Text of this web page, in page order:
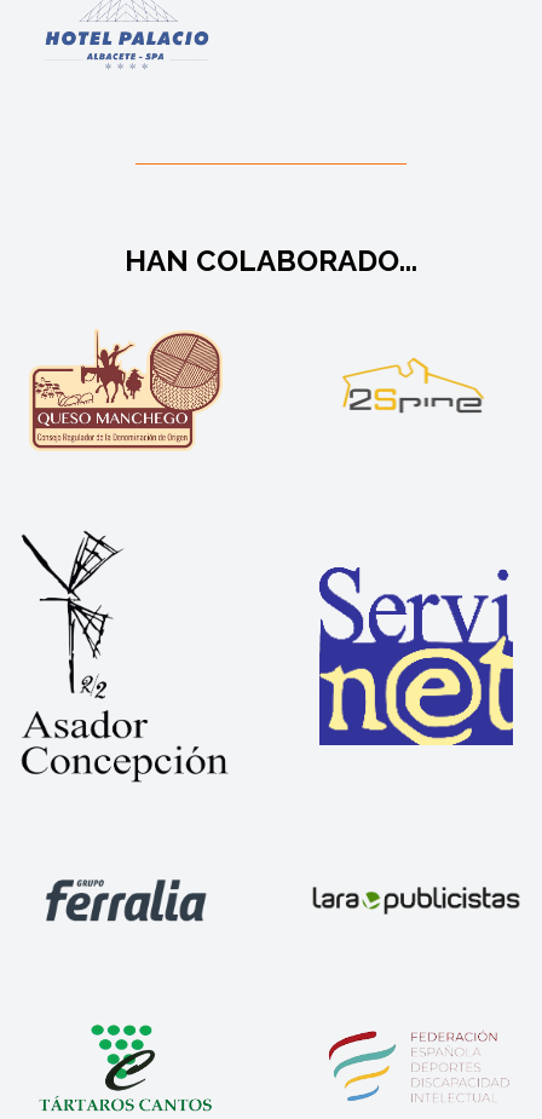
HAN COLABORADO...